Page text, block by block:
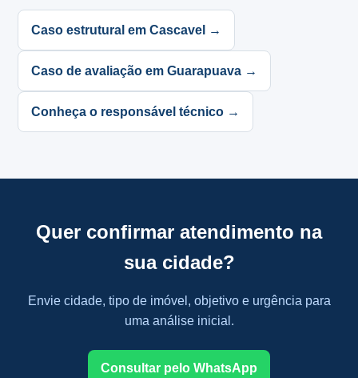
Caso estrutural em Cascavel →
Caso de avaliação em Guarapuava →
Conheça o responsável técnico →
Quer confirmar atendimento na
sua cidade?
Envie cidade, tipo de imóvel, objetivo e urgência para
uma análise inicial.
Consultar pelo WhatsApp